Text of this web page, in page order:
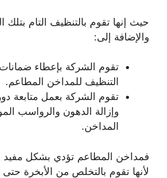
حيث إنها تقوم بالتنظيف التام بتلك
والإضافة إلى:
تقوم الشركة بإعطاء ضمانات
التنظيف للمداخن المطاعم.
تقوم الشركة بعمل متابعة
وإزالة الدهون والرواسب
المداخن.
فمداخن المطاعم تؤدي بشكل مفيد
لأنها تقوم بالتخلص من الأبخرة حتى